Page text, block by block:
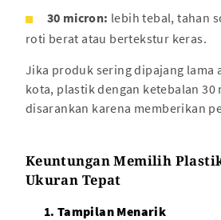
30 micron: lebih tebal, tahan
roti berat atau bertekstur keras.
Jika produk sering dipajang lama
kota, plastik dengan ketebalan 30
disarankan karena memberikan
Keuntungan Memilih
Ukuran Tepat
Tampilan Menarik